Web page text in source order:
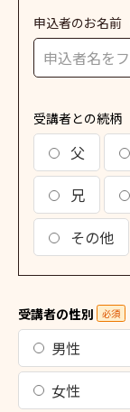
申込者のお名前
受講者との続柄
父
兄
その他
受講者の性別 必須
男性
女性